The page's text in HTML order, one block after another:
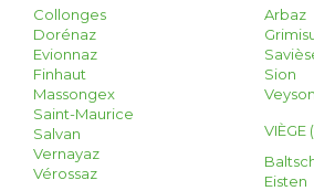
Collonges
Dorénaz
Evionnaz
Finhaut
Massongex
Saint-Maurice
Salvan
Vernayaz
Vérossaz
Arbaz
Sion
VIÈGE
Eisten